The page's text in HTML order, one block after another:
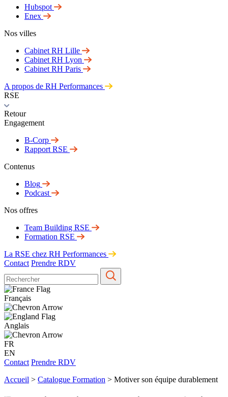
Hubspot
Enex
Nos villes
Cabinet RH Lille
Cabinet RH Lyon
Cabinet RH Paris
A propos de RH Performances
RSE
Retour
Engagement
B-Corp
Rapport RSE
Contenus
Blog
Podcast
Nos offres
Team Building RSE
Formation RSE
La RSE chez RH Performances
Contact Prendre RDV
Français
Anglais
FR
EN
Contact Prendre RDV
Accueil > Catalogue Formation > Motiver son équipe durablement